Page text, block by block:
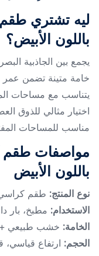
ليه تشتري
باللون الأبيض؟
يجمع بين الجاذبية
خامة متينة تضمن
يتناسب مع مساحات
اختيار مثالي للذوق
مناسب للمساحات
مواصفات طقم
باللون الأبيض
نوع المنتج: طقم كراسي
الاستخدام: مطبخ، بار
الخامة: خشب طبيعي +
الحجم: ارتفاع قياسي،